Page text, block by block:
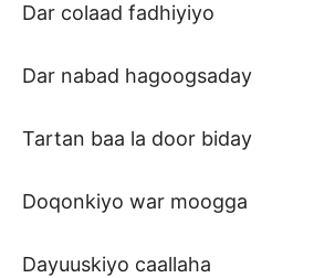
Dar colaad fadhiyiyo
Dar nabad hagoogsaday
Tartan baa la door biday
Doqonkiyo war moogga
Dayuuskiyo caallaha